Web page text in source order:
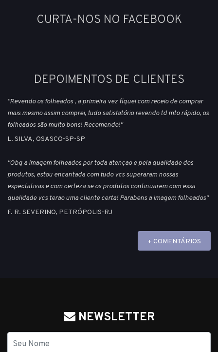
CURTA-NOS NO FACEBOOK
DEPOIMENTOS DE CLIENTES
"Revendo os folheados , a primeira vez fiquei com receio de comprar
mais mesmo assim comprei, tudo satisfatório revendo td mto rápido, os
folheados são muito bons! Recomendo!"
L. SILVA, OSASCO-SP-SP
"Obg a imagem folheados por toda atençao e pela qualidade dos
produtos, estou encantada com tudo vcs superaram nossas
espectativas e com certeza se os produtos continuarem com essa
qualidade vcs terao uma cliente certa! Parabens a imagem folheados"
F. R. SEVERINO, PETRÓPOLIS-RJ
+ COMENTÁRIOS
NEWSLETTER